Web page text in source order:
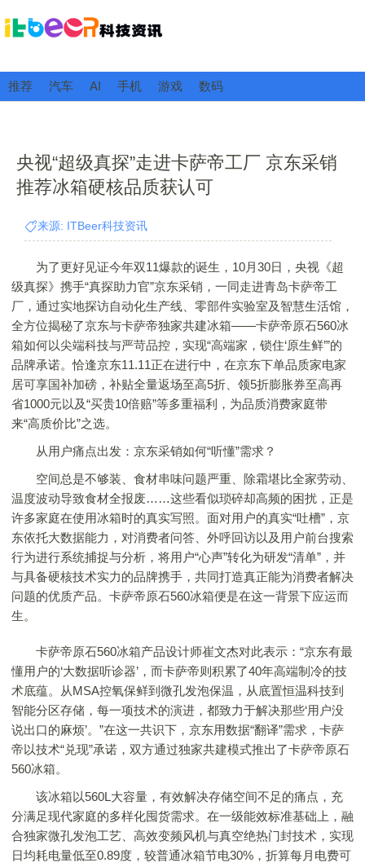
推荐 汽车 AI 手机 游戏 数码
央视“超级真探”走进卡萨帝工厂 京东采销
推荐冰箱硬核品质获认可
来源: ITBeer科技资讯
为了更好见证今年双11爆款的诞生，10月30日，央视《超
级真探》携手“真探助力官”京东采销，一同走进青岛卡萨帝工
厂，通过实地探访自动化生产线、零部件实验室及智慧生活馆，
全方位揭秘了京东与卡萨帝独家共建冰箱——卡萨帝原石560冰
箱如何以尖端科技与严苛品控，实现“高端家，锁住‘原生鲜’”的
品牌承诺。恰逢京东11.11正在进行中，在京东下单品质家电家
居可享国补加磅，补贴全量返场至高5折、领5折膨胀券至高再
省1000元以及“买贵10倍赔”等多重福利，为品质消费家庭带
来“高质价比”之选。
从用户痛点出发：京东采销如何“听懂”需求？
空间总是不够装、食材串味问题严重、除霜堪比全家劳动、
温度波动导致食材全报废……这些看似琐碎却高频的困扰，正是
许多家庭在使用冰箱时的真实写照。面对用户的真实“吐槽”，京
东依托大数据能力，对消费者问答、外呼回访以及用户前台搜索
行为进行系统捕捉与分析，将用户“心声”转化为研发“清单”，并
与具备硬核技术实力的品牌携手，共同打造真正能为消费者解决
问题的优质产品。卡萨帝原石560冰箱便是在这一背景下应运而
生。
卡萨帝原石560冰箱产品设计师崔文杰对此表示：“京东有最
懂用户的‘大数据听诊器’，而卡萨帝则积累了40年高端制冷的技
术底蕴。从MSA控氧保鲜到微孔发泡保温，从底置恒温科技到
智能分区存储，每一项技术的演进，都致力于解决那些‘用户没
说出口的麻烦’。”在这一共识下，京东用数据“翻译”需求，卡萨
帝以技术“兑现”承诺，双方通过独家共建模式推出了卡萨帝原石
560冰箱。
该冰箱以560L大容量，有效解决存储空间不足的痛点，充
分满足现代家庭的多样化囤货需求。在一级能效标准基础上，融
合独家微孔发泡工艺、高效变频风机与真空绝热门封技术，实现
日均耗电量低至0.89度，较普通冰箱节电30%，折算每月电费可